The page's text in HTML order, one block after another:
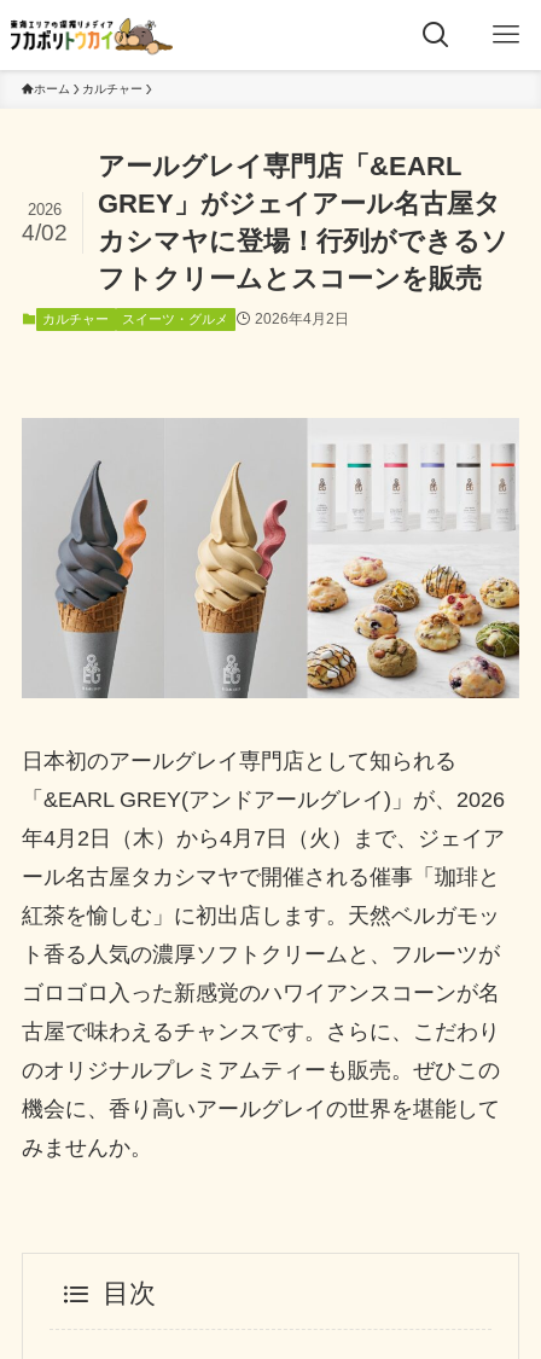
ホーム カルチャー
アールグレイ専門店「&EARL
GREY」がジェイアール名古屋タ
カシマヤに登場！行列ができるソ
フトクリームとスコーンを販売
2026
4/02
カルチャー スイーツ・グルメ 2026年4月2日
日本初のアールグレイ専門店として知られる
「&EARL GREY(アンドアールグレイ)」が、2026
年4月2日（木）から4月7日（火）まで、ジェイア
ール名古屋タカシマヤで開催される催事「珈琲と
紅茶を愉しむ」に初出店します。天然ベルガモッ
ト香る人気の濃厚ソフトクリームと、フルーツが
ゴロゴロ入った新感覚のハワイアンスコーンが名
古屋で味わえるチャンスです。さらに、こだわり
のオリジナルプレミアムティーも販売。ぜひこの
機会に、香り高いアールグレイの世界を堪能して
みませんか。
目次